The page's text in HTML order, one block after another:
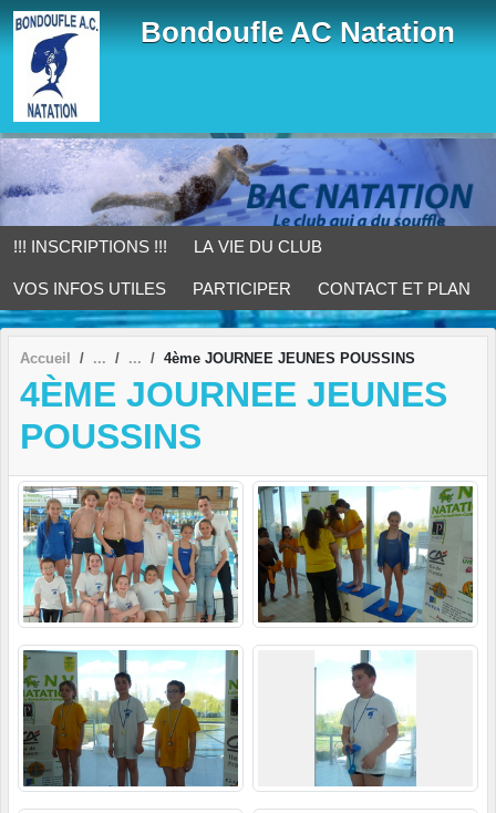
Bondoufle AC Natation
!!! INSCRIPTIONS !!! LA VIE DU CLUB
VOS INFOS UTILES PARTICIPER CONTACT ET PLAN
Accueil 4ème JOURNEE JEUNES POUSSINS
4ÈME JOURNEE JEUNES
POUSSINS
Panneau de gestion des cookies